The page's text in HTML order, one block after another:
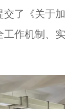
了《关于
作机制、